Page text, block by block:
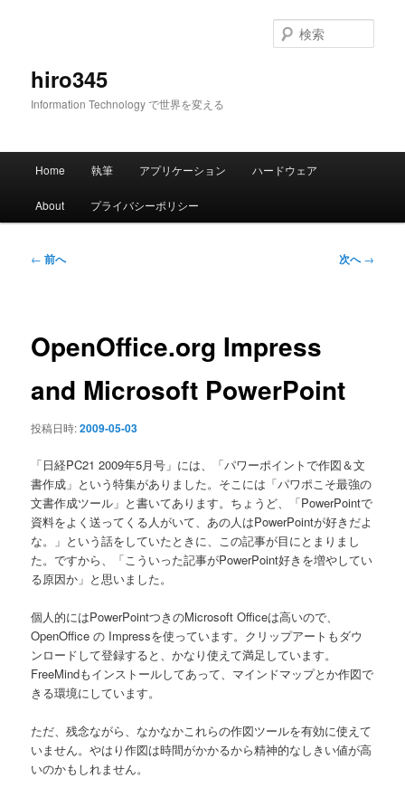
hiro345
Information Technology で世界を変える
索
メ
Home 執筆 アプリケーション ハードウェア
About プライバシーポリシー
投
ー
ョ
← 前へ 次へ→
OpenOffice.org Impress
and Microsoft PowerPoint
投稿日時:2009-05-03
「日経PC21 2009年5月号」には、「パワーポイントで作図＆文
書作成」という特集がありました。そこには「パワポこそ最強の
文書作成ツール」と書いてあります。ちょうど、「PowerPointで
資料をよく送ってくる人がいて、あの人はPowerPointが好きだよ
な。」という話をしていたときに、この記事が目にとまりまし
た。ですから、「こういった記事がPowerPoint好きを増やしてい
る原因か」と思いました。
個人的にはPowerPointつきのMicrosoft Officeは高いので、
OpenOffice の Impressを使っています。クリップアートもダウ
ンロードして登録すると、かなり使えて満足しています。
FreeMindもインストールしてあって、マインドマップとか作図で
きる環境にしています。
ただ、残念ながら、なかなかこれらの作図ツールを有効に使えて
いません。やはり作図は時間がかかるから精神的なしきい値が高
いのかもしれません。